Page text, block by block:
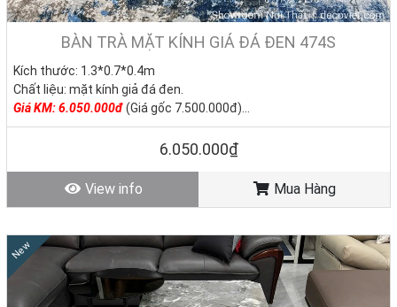
BÀN TRÀ MẶT KÍNH GIÁ ĐÁ ĐEN 474S
Kích thước: 1.3*0.7*0.4m
Chất liệu: mặt kính giả đá đen.
Giá KM: 6.050.000đ(Giá gốc 7.500.000đ)
Tình trạng: Hàng mới - Còn hàng
6.050.000₫
View info Mua Hàng
New